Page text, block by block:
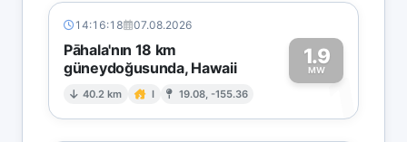
14:16:18 07.08.2026
Pāhala'nın 18 km
güneydoğusunda, Hawaii
40.2 km I 19.08, -155.36
1.9
MW1